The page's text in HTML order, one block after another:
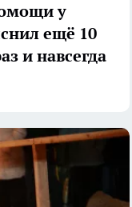
у
ещё 10
и навсегда